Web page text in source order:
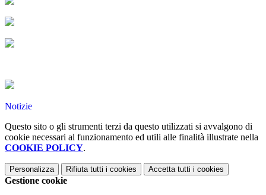
Notizie
Questo sito o gli strumenti terzi da questo utilizzati si avvalgono di
cookie necessari al funzionamento ed utili alle finalità illustrate nella
COOKIE POLICY.
Personalizza Rifiuta tutti i cookies Accetta tutti i cookies
Gestione cookie